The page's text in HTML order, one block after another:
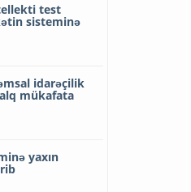
test
sisteminə
idarəçilik
mükafata
yaxın